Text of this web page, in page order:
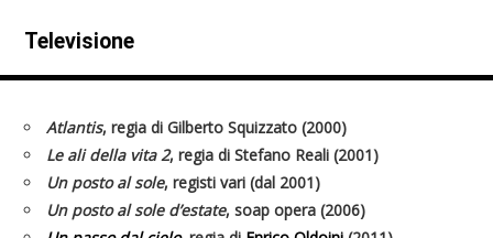
Televisione
Atlantis, regia di Gilberto Squizzato (2000)
Le ali della vita 2, regia di Stefano Reali (2001)
Un posto al sole, registi vari (dal 2001)
Un posto al sole d’estate, soap opera (2006)